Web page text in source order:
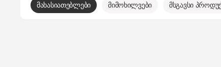
მახასიათებლები მიმოხილვები მსგავსი